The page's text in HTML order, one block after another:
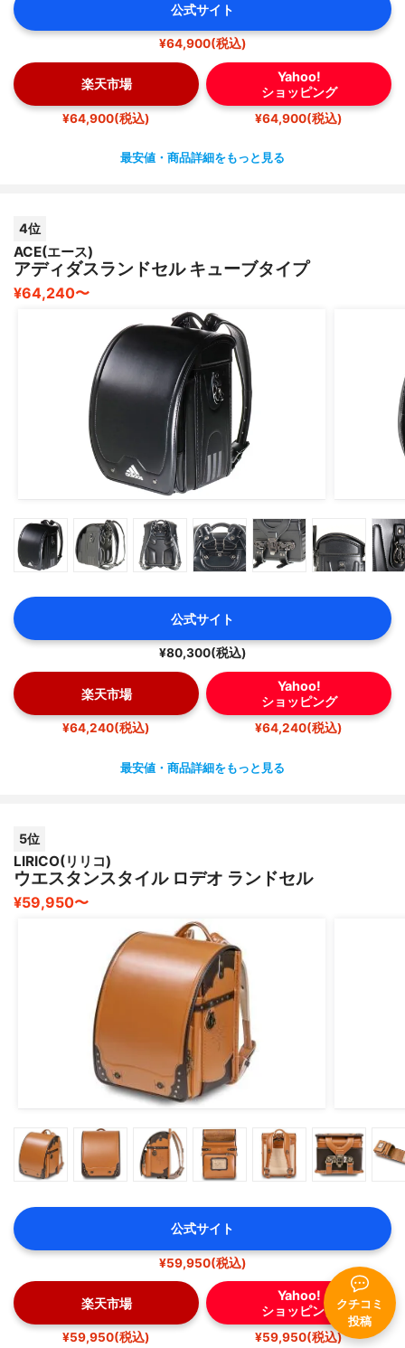
クチコミ
投稿
公式サイト
¥64,900(税込)
楽天市場
¥64,900(税込)
Yahoo!
ショッピング
¥64,900(税込)
最安値・商品詳細をもっと見る
4位
ACE(エース)
アディダスランドセル キューブタイプ
¥64,240〜
公式サイト
¥80,300(税込)
楽天市場
¥64,240(税込)
Yahoo!
ショッピング
¥64,240(税込)
最安値・商品詳細をもっと見る
5位
LIRICO(リリコ)
ウエスタンスタイル ロデオ ランドセル
¥59,950〜
公式サイト
¥59,950(税込)
楽天市場
¥59,950(税込)
Yahoo!
ショッピング
¥59,950(税込)